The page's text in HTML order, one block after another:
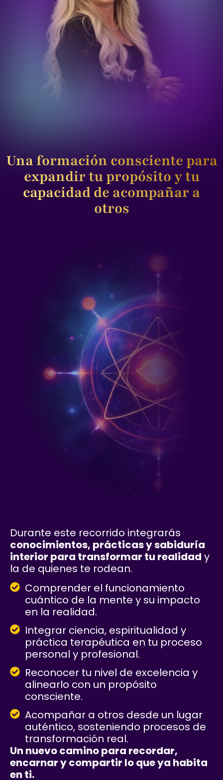
Una formación consciente para
expandir tu propósito y tu
capacidad de acompañar a
otros
Durante este recorrido integrarás
conocimientos, prácticas y sabiduría
interior para transformar tu realidad y
la de quienes te rodean.
Comprender el funcionamiento
cuántico de la mente y su impacto
en la realidad.
Integrar ciencia, espiritualidad y
práctica terapéutica en tu proceso
personal y profesional.
Reconocer tu nivel de excelencia y
alinearlo con un propósito
consciente.
Acompañar a otros desde un lugar
auténtico, sosteniendo procesos de
transformación real.
Un nuevo camino para recordar,
encarnar y compartir lo que ya habita
en ti.